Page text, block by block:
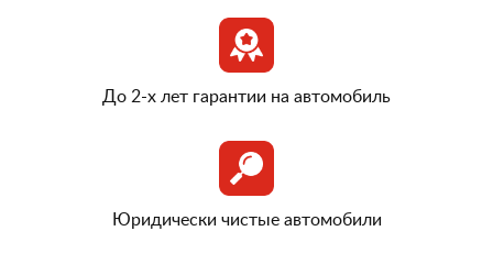
До 2-х лет гарантии на автомобиль
Юридически чистые автомобили